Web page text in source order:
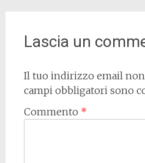
Lascia un
Il tuo indirizzo email non
campi obbligatori sono
Commento *